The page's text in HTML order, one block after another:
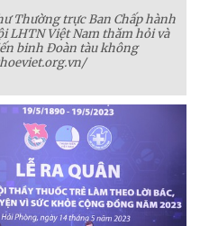
Thường trực Ban Chấp hành
LHTN Việt Nam thăm hỏi và
binh Đoàn tàu không